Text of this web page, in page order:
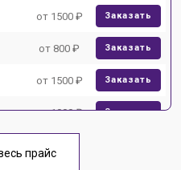
от 1500 ₽ Заказать
от 800 ₽ Заказать
от 1500 ₽ Заказать
от 1000 ₽ Заказать
прайс